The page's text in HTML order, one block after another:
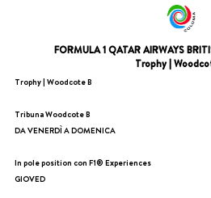
FORMULA 1 QATAR AIRWAYS
Trophy |
Trophy | Woodcote B
Tribuna Woodcote B
DA VENERDÌ A DOMENICA
In pole position con F1® Experiences
GIOVED